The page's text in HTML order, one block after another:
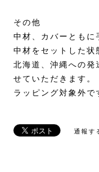
その他
中材、カバーともに
中材をセットした状
北海道、沖縄への発
せていただきます。
ラッピング対象外で
通報す